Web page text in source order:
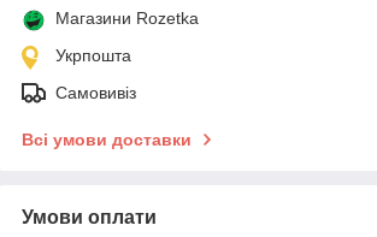
Магазини Rozetka
Укрпошта
Самовивіз
Всі умови доставки
Умови оплати